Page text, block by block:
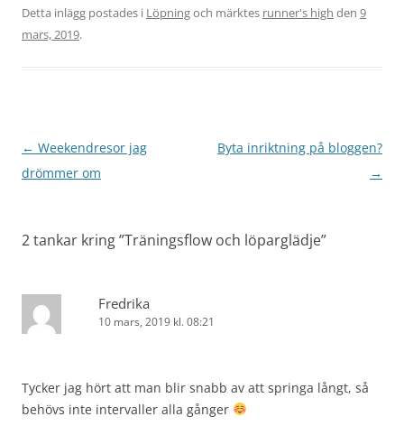
Detta inlägg postades i Löpningoch märktes runner's high den 9
mars, 2019.
Inläggsnavigering
← Weekendresor jag
drömmer om
Byta inriktning på bloggen?
→
2 tankar kring ”Träningsflow och löparglädje”
Fredrika
10 mars, 2019 kl. 08:21
Tycker jag hört att man blir snabb av att springa långt, så
behövs inte intervaller alla gånger